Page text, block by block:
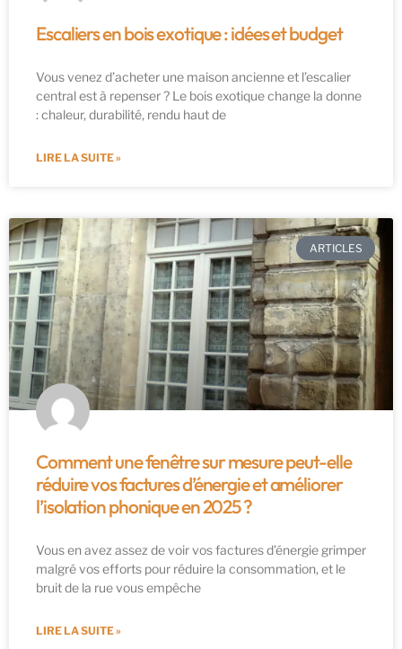
Escaliers en bois exotique : idées et budget
Vous venez d’acheter une maison ancienne et l’escalier
central est à repenser ? Le bois exotique change la donne
: chaleur, durabilité, rendu haut de
LIRE LA SUITE »
ARTICLES
Comment une fenêtre sur mesure peut-elle
réduire vos factures d’énergie et améliorer
l’isolation phonique en 2025 ?
Vous en avez assez de voir vos factures d’énergie grimper
malgré vos efforts pour réduire la consommation, et le
bruit de la rue vous empêche
LIRE LA SUITE »